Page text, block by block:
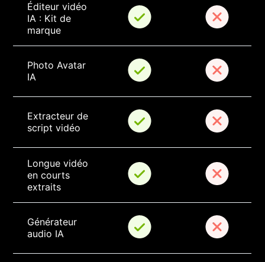
Éditeur vidéo
IA : Kit de
marque
Photo Avatar
IA
Extracteur de
script vidéo
Longue vidéo
en courts
extraits
Générateur
audio IA